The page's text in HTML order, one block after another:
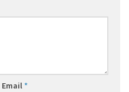
Email*